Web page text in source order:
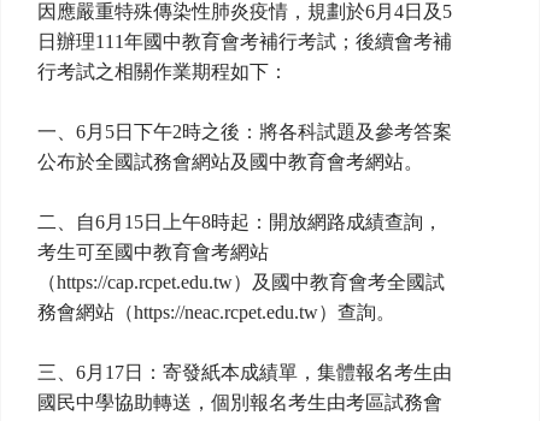
因應嚴重特殊傳染性肺炎疫情，規劃於6月4日及5
日辦理111年國中教育會考補行考試；後續會考補
行考試之相關作業期程如下：
一、6月5日下午2時之後：將各科試題及參考答案
公布於全國試務會網站及國中教育會考網站。
二、自6月15日上午8時起：開放網路成績查詢，
考生可至國中教育會考網站
（https://cap.rcpet.edu.tw）及國中教育會考全國試
務會網站（https://neac.rcpet.edu.tw）查詢。
三、6月17日：寄發紙本成績單，集體報名考生由
國民中學協助轉送，個別報名考生由考區試務會